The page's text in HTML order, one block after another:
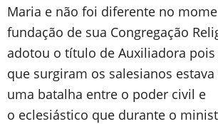
Maria e não foi diferente no
fundação de sua Congregação
adotou o título de Auxiliadora pois
que surgiram os salesianos
uma batalha entre o poder civil e
o eclesiástico que durante o